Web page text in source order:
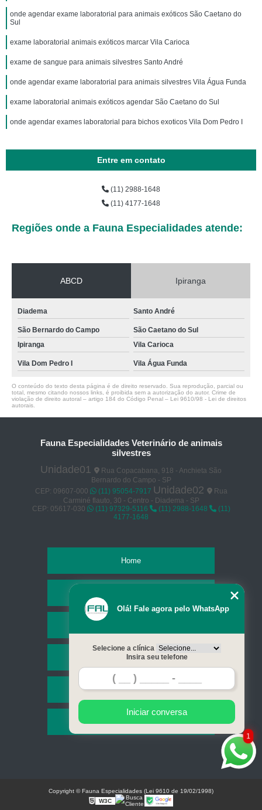
onde agendar exame laboratorial para animais exóticos São Caetano do
Sul
exame laboratorial animais exóticos marcar Vila Carioca
exame de sangue para animais silvestres Santo André
onde agendar exame laboratorial para animais silvestres Vila Água Funda
exame laboratorial animais exóticos agendar São Caetano do Sul
onde agendar exames laboratorial para bichos exoticos Vila Dom Pedro I
Entre em contato
(11) 2988-1648
(11) 4177-1648
Regiões onde a Fauna Especialidades atende:
ABCD Ipiranga
Diadema Santo André
São Bernardo do Campo
São Caetano do Sul
Ipiranga
Vila Carioca
Vila Dom Pedro I Vila Água Funda
O conteúdo do texto desta página é de direito reservado. Sua reprodução, parcial ou
total, mesmo citando nossos links, é proibida sem a autorização do autor. Crime de
violação de direito autoral – artigo 184 do Código Penal – Lei 9610/98 - Lei de direitos
autorais
Fauna Especialidades Veterinário de animais
silvestres
Unidade01
Rua Copacabana, 918 - Anchieta São
Bernardo do Campo - SP
CEP: 09607-000
(11) 95054-7917 Unidade02
Rua
Carminé flauto, 30 - Centro - Diadema - SP
CEP: 05617-030
(11) 97329-5116 (11) 2988-1648
(11)
4177-1648
Home
Serviços
Contato
Mapa do site
1
Olá! Fale agora pelo WhatsApp
Selecione a clínica
Insira seu telefone
Iniciar conversa
Copyright © Fauna Especialidades (Lei 9610 de 19/02/1998)
W3C